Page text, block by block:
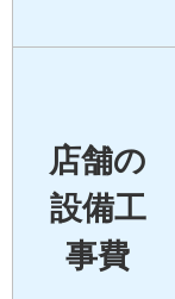
店舗の
設備工
事費